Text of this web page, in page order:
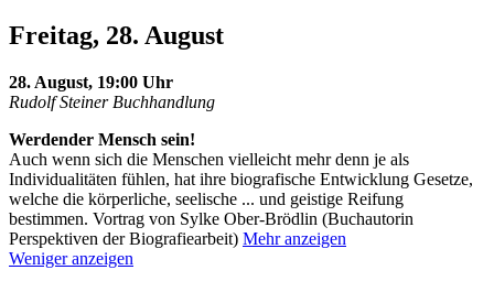
Freitag, 28. August
28. August, 19:00 Uhr
Rudolf Steiner Buchhandlung
Werdender Mensch sein!
Auch wenn sich die Menschen vielleicht mehr denn je als
Individualitäten fühlen, hat ihre biografische Entwicklung Gesetze,
welche die körperliche, seelische ... und geistige Reifung
bestimmen. Vortrag von Sylke Ober-Brödlin (Buchautorin
Perspektiven der Biografiearbeit) Mehr anzeigen
Weniger anzeigen